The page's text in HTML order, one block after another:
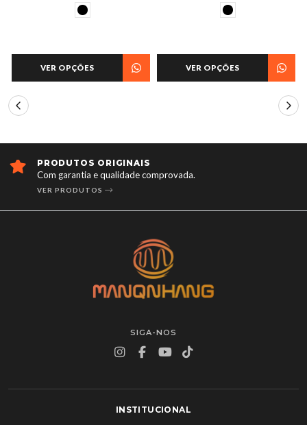
VER OPÇÕES VER OPÇÕES
PRODUTOS ORIGINAIS
Com garantia e qualidade comprovada.
VER PRODUTOS
SIGA-NOS
INSTITUCIONAL